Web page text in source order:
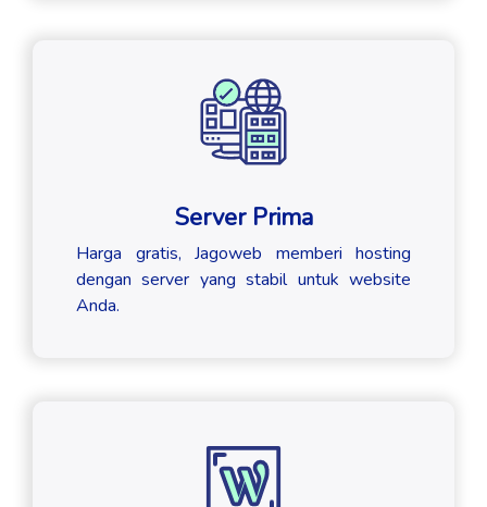
Server Prima
Harga gratis, Jagoweb memberi hosting
dengan server yang stabil untuk website
Anda.